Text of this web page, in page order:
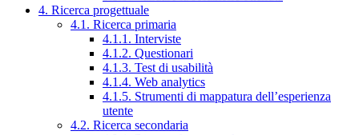
4. Ricerca progettuale
4.1. Ricerca primaria
4.1.1. Interviste
4.1.2. Questionari
4.1.3. Test di usabilità
4.1.4. Web analytics
4.1.5. Strumenti di mappatura dell’esperienza
utente
4.2. Ricerca secondaria